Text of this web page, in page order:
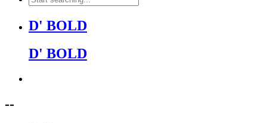
D' BOLD
D' BOLD
--